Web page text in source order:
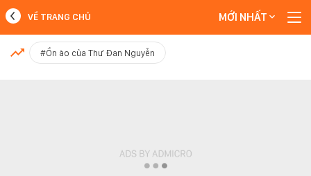
MỚI NHẤT
VỀ TRANG CHỦ MỚI NHẤT
#Ồn ào của Thư Đan Nguyễn